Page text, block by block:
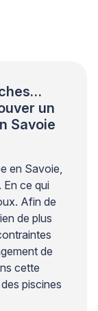
un
Savoie
en Savoie,
ce qui
Afin de
de plus
de
cette
piscines